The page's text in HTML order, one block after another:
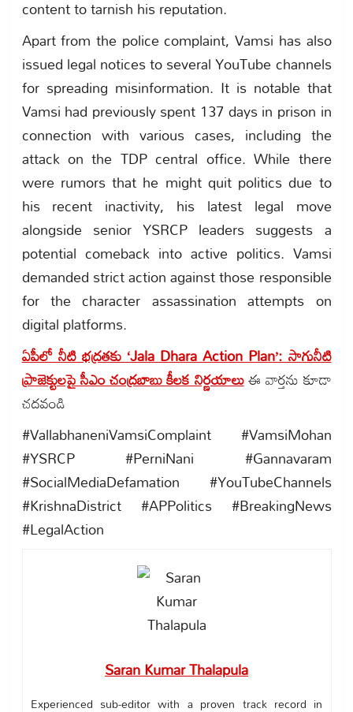
content to tarnish his reputation.
Apart from the police complaint, Vamsi has also
issued legal notices to several YouTube channels
for spreading misinformation. It is notable that
Vamsi had previously spent 137 days in prison in
connection with various cases, including the
attack on the TDP central office. While there
were rumors that he might quit politics due to
his recent inactivity, his latest legal move
alongside senior YSRCP leaders suggests a
potential comeback into active politics. Vamsi
demanded strict action against those responsible
for the character assassination attempts on
digital platforms.
ఏపీలో నీటి భద్రతకు ‘Jala Dhara Action Plan’: సాగునీటి
ప్రాజెక్టులపై సీఎం చంద్రబాబు కీలక నిర్ణయాలుఈ వార్తను కూడా
చదవండి
#VallabhaneniVamsiComplaint #VamsiMohan
#YSRCP #PerniNani #Gannavaram
#SocialMediaDefamation #YouTubeChannels
#KrishnaDistrict #APPolitics #BreakingNews
#LegalAction
Saran Kumar Thalapula
Experienced sub-editor with a proven track record in